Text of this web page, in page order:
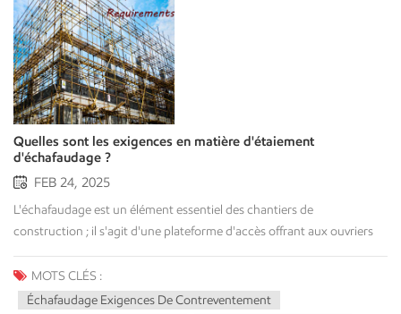
Quelles sont les exigences en matière d'étaiement
d'échafaudage ?
FEB 24, 2025
L'échafaudage est un élément essentiel des chantiers de construction ; il s'agit d'une plateforme d'accès offrant aux ouvriers un poste de travail sûr et relativement stable pour diverses opérations en hauteur. La stabilité de l'échafaudage influe directement sur la sécurité finale de l'ouvrage.Cependant, les exigences relatives aux contreventements d'échafaudages sont souvent mal comprises. Il ne s'agit pas simplement d'ajouter quelques tubes diagonaux ; c'est un système complexe conçu pour contrer des forces spécifiques et garantir que l'ensemble de la structure se comporte comme un seul bloc rigide.Cet article décrit les fonctions et les exigences des supports d'échafaudage qui permettent de maintenir votre échafaudage dans une position de travail optimale et sûre. Qu'est-ce qu'un étaiement d'échafaudage ? Avant d'aborder les exigences, il convient d'établir pourquoi l'étaiement est la pierre angulaire de la sécurité des échafaudages. Définition du contreventement : la structure de votre échafaudage En termes simples, l'étaiement d'un échafaudage est un système de tubes, de pinces et d'autres composants conçus pour empêcher les mouvements latéraux (d'un côté à l'autre) et le flambement.Les éléments verticaux d'un échafaudage (montants ou pieds) sont extrêmement résistants à la compression directe (charge verticale). Cependant, ils sont très vulnérables au flambage ou au balancement lorsqu'ils sont soumis à des forces horizontales telles que le vent, les mouvements des travailleurs ou le transport de matériaux.Le contreventement transforme un ensemble de poteaux et de plateformes individuels en une structure rigide et stable grâce à la création de triangles rigides. Cette triangulation est essentielle à l'intégrité structurelle. Le rôle crucial du contreventement dans l'intégrité structurale Un échafaudage correctement étayé permet efficacement :Empêche le balancement et les mouvements latéraux : C'est là sa fonction la plus évidente. L'étaiement maintient la structure en place, l'empêchant de se balancer sous l'effet du vent ou de se déplacer lorsque les travailleurs se déplacent.Répartition des charges : Le contreventement permet de répartir les charges horizontales (comme le vent) et les charges verticales irrégulières sur l'ensemble de la structure et, idéalement, jusqu'aux fondations.Maintient des normes d'aplomb : Il garantit que les montants verticaux restent parfaitement droits, leur permettant de supporter leur charge maximale prévue sans se plier ni se déformer.Garantit la conformité aux normes OSHA : Le défaut d'arrimage correct est l'une des violations les plus fréquemment citées par l'OSHA, entraînant des amendes importantes et des risques juridiques. Explication des principaux types d'étaiement d'échafaudage L'étaiement n'est pas une solution universelle. Différents types d'étaiement répondent à des besoins spécifiques. Un échafaudage stable nécessite souvent une combinaison de ces derniers. Contreventement en croix (contreventement en X) Il s'agit de la forme de contreventement la plus reconnaissable, créant une forme en « X » à l'intérieur d'une travée (l'espace entre quatre montants).Fonction: Les contreventements sont très efficaces pour prévenir le « traversement » ou le « cisaillement » au sein d'une même travée. Ils confèrent une rigidité exceptionnelle à la face de l'échafaudage et constituent un élément fondamental de la plupart des structures. échafaudage soutenu systèmes (par exemple, échafaudages à ossature). Contreventement longitudinal (façade) Ce type d'étaiement est disposé en diagonale sur toute la longueur de l'échafaudage (parallèlement à la façade du bâtiment).Fonction: L'étaiement longitudinal est essentiel pour les échafaudages de grande longueur. Il empêche structure entière Elle évite les oscillations et les déformations longitudinales. Elle se déploie souvent en un motif en « zigzag » répétitif, s'étendant sur plusieurs travées et assurant ainsi la cohérence de l'ensemble de la façade. Contreventement transversal (sectionnel) Ce dispositif de contreventement est perpendiculaire à la façade du bâtiment et relie les montants intérieurs et extérieurs.Fonction: Le contreventement transversal empêche l'échafaudage de se balancer vers ou loin du bâtiment. Sur les échafaudages tubulaires à brides, ce rôle est souvent assuré par des tubes diagonaux. Sur les échafaudages à ossature, ce sont généralement les entretoises en « X » de l'ossature elle-même qui remplissent cette fonction. Plan de renforcement Le contreventement est installé horizontalement, créant un « plancher » rigide à des niveaux de levage spécifiques.Fonction: Bien que moins fréquent pour l'accès aux façades classiques, le contreventement est essentiel pour les échafaudages autoportants, les tours mobiles ou les structures complexes. Il empêche les pieds de l'échafaudage de se tordre ou de se désaligner. Exigences clés pour le support d'échafaudage Comprendre le types c'est bien ; savoir le règles est crucial. Bien que vous deviez toujours Suivez le manuel de montage spécifique du fabricant ; les exigences suivantes (basées sur la norme OSHA 29 CFR 1926.451) sont universelles. Les fondations : base et aplomb Avant même la pose d'une seule entretoise, la stabilité commence au sol.Base: L'échafaudage doit être installé sur un sol stable et de niveau. Utilisez des plaques de base et des semelles (planches) pour répartir la charge et éviter que les montants ne s'enfoncent.Aplomb et niveau : L'échafaudage doit être parfaitement d'aplomb (vertical) et de niveau (horizontal) dès la première levée. Utilisez un niveau à bulle sur chaque élément. Un étaiement ne peut pas corriger un échafaudage non vertical ; il peut seulement empêcher un échafaudage vertical de se déséquilibrer. devenir non vertical. Directives générales de l'OSHA en matière d'étaiement L'OSHA est claire : Les échafaudages supportés doivent être contreventés pour éviter tout balancement et déplacement.Ceci est réalisé grâce à une combinaison d'entretoises transversales, longitudinales et/ou diagonales. Ces entretoises doit être installés à chaque extrémité de l'échafaudage et à intervalles horizontaux (généralement tous les 30 pieds) et verticaux (généralement tous les 20 à 26 pieds), comme spécifié par le fabricant.La règle la plus importante est que Des étais doivent être installés au fur et à mesure du montage de l'échafaudage. Vous ne pouvez pas construire un échafaudage de 12 mètres et alors Il faut décider d'ajouter des renforts. Ceux-ci doivent être intégrés à la structure depuis les fondations. Le rapport critique hauteur/base de 4 pour 1 Voici l'une des règles les plus importantes en matière de sécurité des échafaudages :Si la hauteur d'un échafaudage autoportant est supérieure à quatre (4) fois sa largeur de base minimale, il DOIT être empêché de basculer.Exemple: Si la dimension la plus étroite de la base de votre échafaudage est de 5 pieds, il devient instable et nécessite un ancrage une fois qu'il dépasse 20 pieds de hauteur (5 x 4 = 20)."Restreint" cela signifie qu'il doit être fixé au bâtiment à l'aide de cravatesou stabilisé à l'aide de haubans ou balanciers. La différence : entre l’étaiement et le nouage Les chefs de projet confondent souvent entretoisement et nouer.Entretoisement fournit interne rigidité de l'échafaudage lui-même.nouer fournit externe stabilité assurée par l'ancrage de l'échafaudage à la structure permanente adjacente.Votre échafaudage nécessite les deux. Les contreventements assurent la solidité de l'ensemble ; les tirants empêchent son effondrement. Les tirants (tels que les tirants apparents, les tirants traversants ou les tirants caissons) doivent être installés conformément aux spécifications du fabricant, souvent aux intervalles requis par la règle du 4 pour 1. Erreurs courantes et comment les éviter �� Surcharge des échafaudages : vérifiez toujours les limites de poids de l'échafaudage utilisé. �� Mauvaise configuration de la base : installez des plaques de base et utilisez des outils de nivellement pour assurer la stabilité. �� Absence de support : mettre en place des contreventements diagonaux pour empêcher l'échafaudage de se balancer. �� Absence de garde-corps : installer des mains courantes pour prévenir les chutes. �� Inspections non effectuées : effectuez des inspections de sécurité régulières avant et après chaque quart de travail. Réglementation et conformité relatives à l'étaiement des échafaudagesLe respect des réglementations en matière d'échafaudages réduit les risques de responsabilité tout en garantissant la sécurité.Principales normes de sécurité en matière d'échafaudages : ✔️OSHA (États-Unis) : 29 CFR 1926.451 stipule qu'un échafaudage doit supporter au minimum quatre fois la charge maximale prévue.✔️EN 12811 (Europe) : exigences de performance et de sécurité pour les échafaudages.✔️BS 5975 (Royaume-Uni) : donne des instructions sur les travaux temporaires et la stabilité des échafaudages.✔️AS-NZS 1576 (Australie et Nouvelle-Zélande) : établit les normes de sécurité à suivre pour les systèmes d'échafaudage.REMARQUE : Vérifiez toujours la réglementation locale avant le montage de l'échafaudage ; cela peut vous éviter des pertes de temps et d'argent. Conclusion Ces dispositifs d'échafaudage sont indispensables à la sécurité des travailleurs et au bon déroulement des chantiers, notamment pour garantir la conformité aux réglementations. Ces bonnes pratiques assurent la stabilité et la sécurité des échafaudages, même sous de lourdes charges. Bâtiment AJ Nous proposons des échafaudages commerciaux, des conceptions sur mesure à haute capacité de charge et des solutions conformes aux normes de sécurité. Si vous recherchez des solutions d'échafaudage de qualité, appelez-nous dès maintenant pour obtenir un devis gratuit et assurer le bon déroulement de vos travaux en toute sécurité ! FAQ Quels sont les Eessentiel Séchafaudage Ssoutien Rexigences ? Un échafaudage doit reposer sur des fondations
MOTS CLÉS :
Échafaudage Exigences De Contreventement